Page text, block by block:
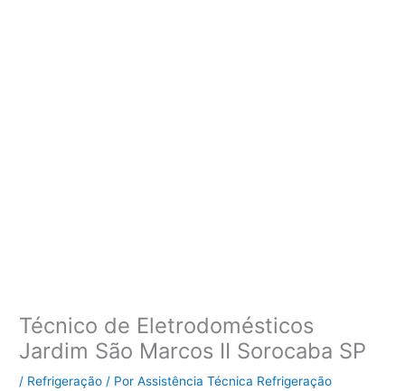
Técnico de Eletrodomésticos
Jardim São Marcos II Sorocaba SP
/ Refrigeração / PorAssistência Técnica Refrigeração